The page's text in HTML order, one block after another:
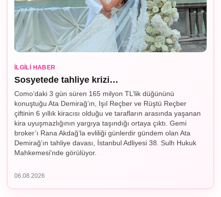
İLGILI HABER
Sosyetede tahliye krizi…
Como’daki 3 gün süren 165 milyon TL’lik düğününü
konuştuğu Ata Demirağ’ın, Işıl Reçber ve Rüştü Reçber
çiftinin 6 yıllık kiracısı olduğu ve tarafların arasında yaşanan
kira uyuşmazlığının yargıya taşındığı ortaya çıktı. Gemi
broker’ı Rana Akdağ’la evliliği günlerdir gündem olan Ata
Demirağ’ın tahliye davası, İstanbul Adliyesi 38. Sulh Hukuk
Mahkemesi'nde görülüyor.
06.08.2026